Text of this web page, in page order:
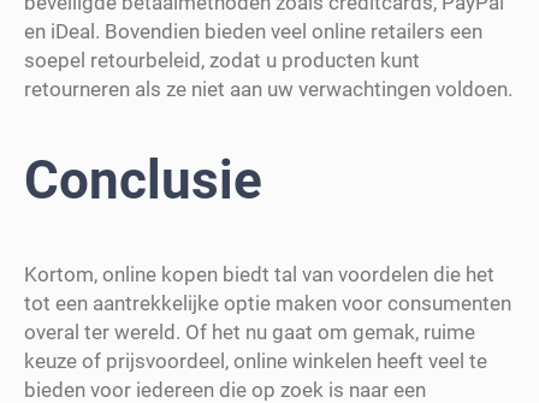
en iDeal. Bovendien bieden veel online retailers een
soepel retourbeleid, zodat u producten kunt
retourneren als ze niet aan uw verwachtingen voldoen.
Conclusie
Kortom, online kopen biedt tal van voordelen die het
tot een aantrekkelijke optie maken voor consumenten
overal ter wereld. Of het nu gaat om gemak, ruime
keuze of prijsvoordeel, online winkelen heeft veel te
bieden voor iedereen die op zoek is naar een